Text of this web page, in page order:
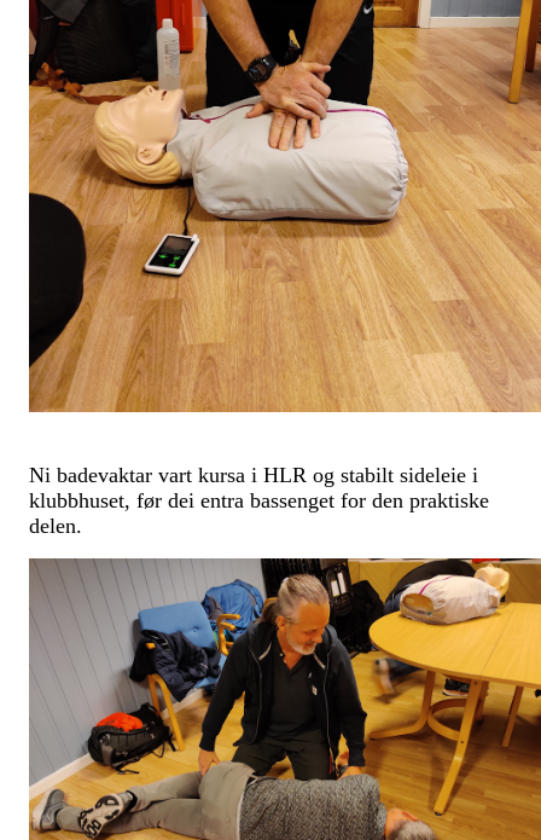
Ni badevaktar vart kursa i HLR og stabilt sideleie i
klubbhuset, før dei entra bassenget for den praktiske
delen.